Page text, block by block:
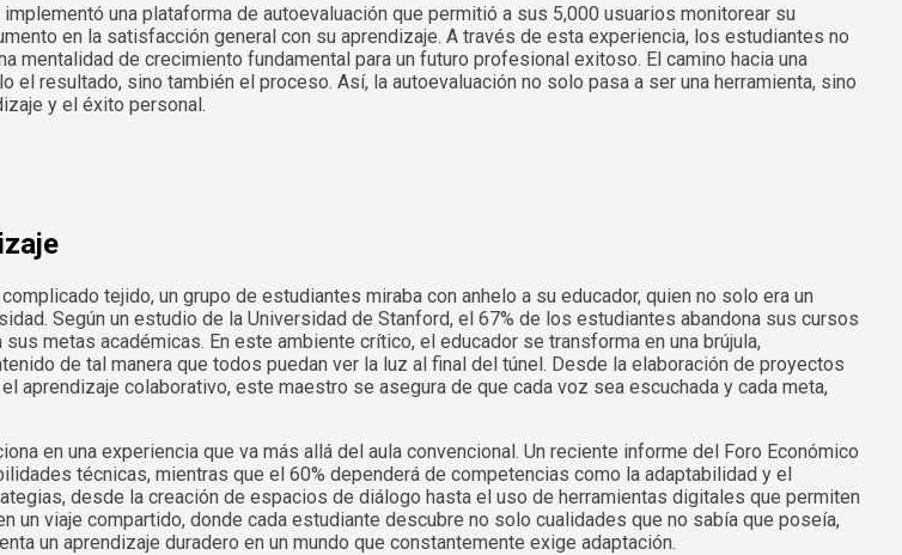
una plataforma de autoevaluación que permitió a sus 5,000 usuarios monitorear su
en la satisfacción general con su aprendizaje. A través de esta experiencia, los estudiantes no
de crecimiento fundamental para un futuro profesional exitoso. El camino hacia una
resultado, sino también el proceso. Así, la autoevaluación no solo pasa a ser una herramienta, sino
y el éxito personal.
tejido, un grupo de estudiantes miraba con anhelo a su educador, quien no solo era un
Según un estudio de la Universidad de Stanford, el 67% de los estudiantes abandona sus cursos
metas académicas. En este ambiente crítico, el educador se transforma en una brújula,
de tal manera que todos puedan ver la luz al final del túnel. Desde la elaboración de proyectos
colaborativo, este maestro se asegura de que cada voz sea escuchada y cada meta,
en una experiencia que va más allá del aula convencional. Un reciente informe del Foro Económico
técnicas, mientras que el 60% dependerá de competencias como la adaptabilidad y el
desde la creación de espacios de diálogo hasta el uso de herramientas digitales que permiten
viaje compartido, donde cada estudiante descubre no solo cualidades que no sabía que poseía,
un aprendizaje duradero en un mundo que constantemente exige adaptación.